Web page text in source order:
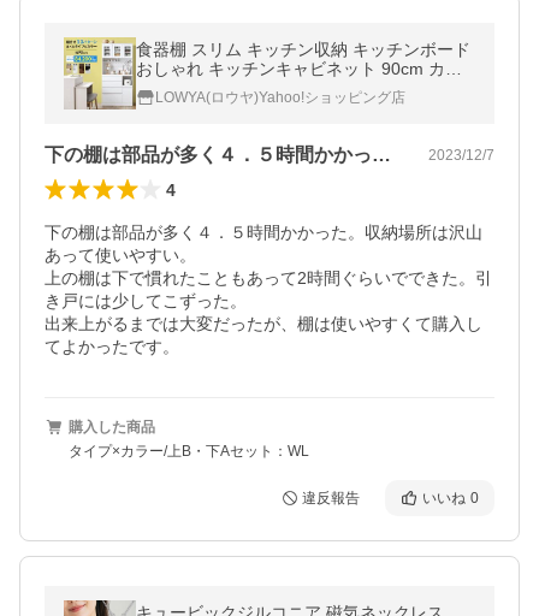
食器棚 スリム キッチン収納 キッチンボード
おしゃれ キッチンキャビネット 90cm カッ
プボード レンジ台 収納 棚 ラック リビング
炊飯器
LOWYA(ロウヤ)Yahoo!ショッピング店
下の棚は部品が多く４．５時間かかった。… 2023/12/7
4
下の棚は部品が多く４．５時間かかった。収納場所は沢山
あって使いやすい。
上の棚は下で慣れたこともあって2時間ぐらいでできた。引
き戸には少してこずった。
出来上がるまでは大変だったが、棚は使いやすくて購入し
てよかったです。
購入した商品
タイプ×カラー/上B・下Aセット：WL
違反報告 いいね 0